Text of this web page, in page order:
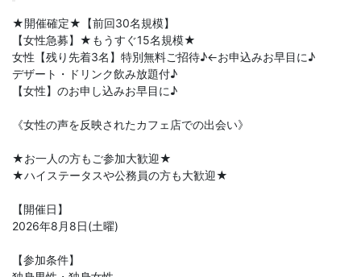
★開催確定★【前回30名規模】
【女性急募】★もうすぐ15名規模★
女性【残り先着3名】特別無料ご招待♪←お申込みお早目に♪
デザート・ドリンク飲み放題付♪
【女性】のお申し込みお早目に♪
《女性の声を反映されたカフェ店での出会い》
★お一人の方もご参加大歓迎★
★ハイステータスや公務員の方も大歓迎★
【開催日】
2026年8月8日(土曜)
【参加条件】